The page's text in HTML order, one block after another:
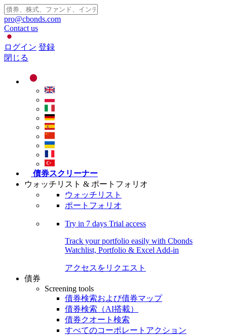
pro@cbonds.com
Contact us
ログイン 登録
閉じる
債券スクリーナー
ウォッチリスト & ポートフォリオ
ウォッチリスト
ポートフォリオ
Try in 7 days Trial access
Track your portfolio easily with Cbonds
Watchlist, Portfolio & Excel Add-in
アクセスをリクエスト
債券
Screening tools
債券検索および債券マップ
債券検索（AI搭載）
債券クオート検索
すべてのコーポレートアクション